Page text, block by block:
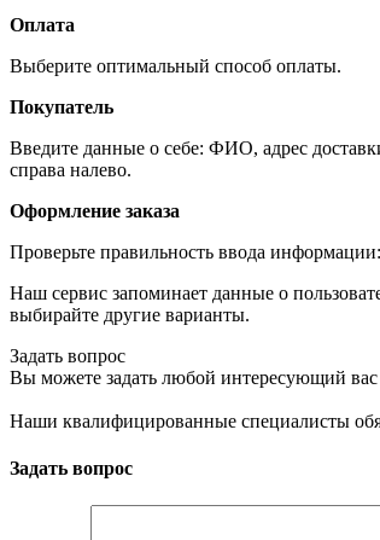
Оплата
Выберите оптимальный способ оплаты.
Покупатель
Введите данные о себе: ФИО, адрес
справа налево.
Оформление заказа
Проверьте правильность ввода
Наш сервис запоминает данные о
выбирайте другие варианты.
Задать вопрос
Вы можете задать любой интересующий вас
Наши квалифицированные специалисты
Задать вопрос